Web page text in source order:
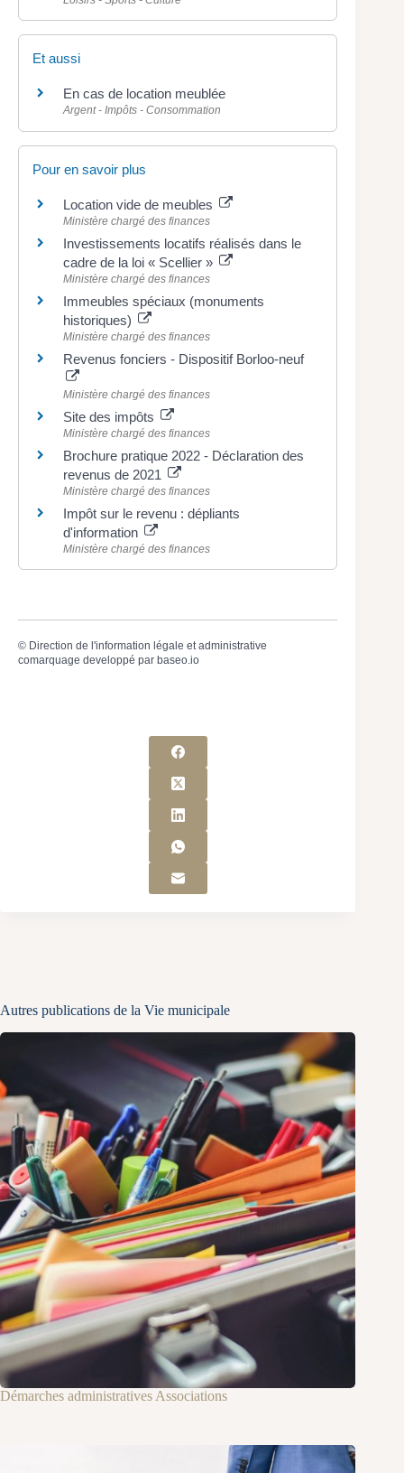
Et aussi
En cas de location meublée
Argent - Impôts - Consommation
Pour en savoir plus
Location vide de meubles
Ministère chargé des finances
Investissements locatifs réalisés dans le
cadre de la loi « Scellier »
Ministère chargé des finances
Immeubles spéciaux (monuments
historiques)
Ministère chargé des finances
Revenus fonciers - Dispositif Borloo-neuf
Ministère chargé des finances
Site des impôts
Ministère chargé des finances
Brochure pratique 2022 - Déclaration des
revenus de 2021
Ministère chargé des finances
Impôt sur le revenu : dépliants
d'information
Ministère chargé des finances
© Direction de l'information légale et administrative
comarquage developpé par baseo.io
Autres publications de la Vie municipale
Démarches administratives Associations